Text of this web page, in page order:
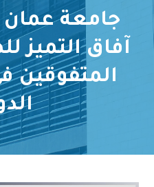
جامعة عمان
آفاق التميز
المتفوقين